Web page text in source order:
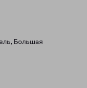
Большая